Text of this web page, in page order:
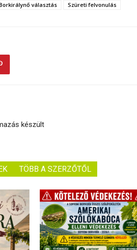
választás Szüreti felvonulás
készült
TÖBB A SZERZŐTŐL